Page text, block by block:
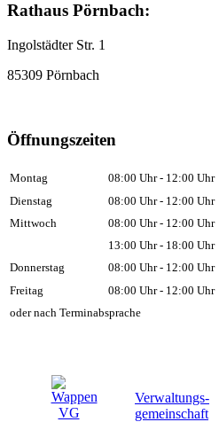
Rathaus Pörnbach:
Ingolstädter Str. 1
85309 Pörnbach
Öffnungszeiten
Montag
08:00 Uhr - 12:00 Uhr
Dienstag
08:00 Uhr - 12:00 Uhr
Mittwoch
08:00 Uhr - 12:00 Uhr
13:00 Uhr - 18:00 Uhr
Donnerstag
08:00 Uhr - 12:00 Uhr
Freitag
08:00 Uhr - 12:00 Uhr
oder nach Terminabsprache
Verwaltungs-
gemeinschaft